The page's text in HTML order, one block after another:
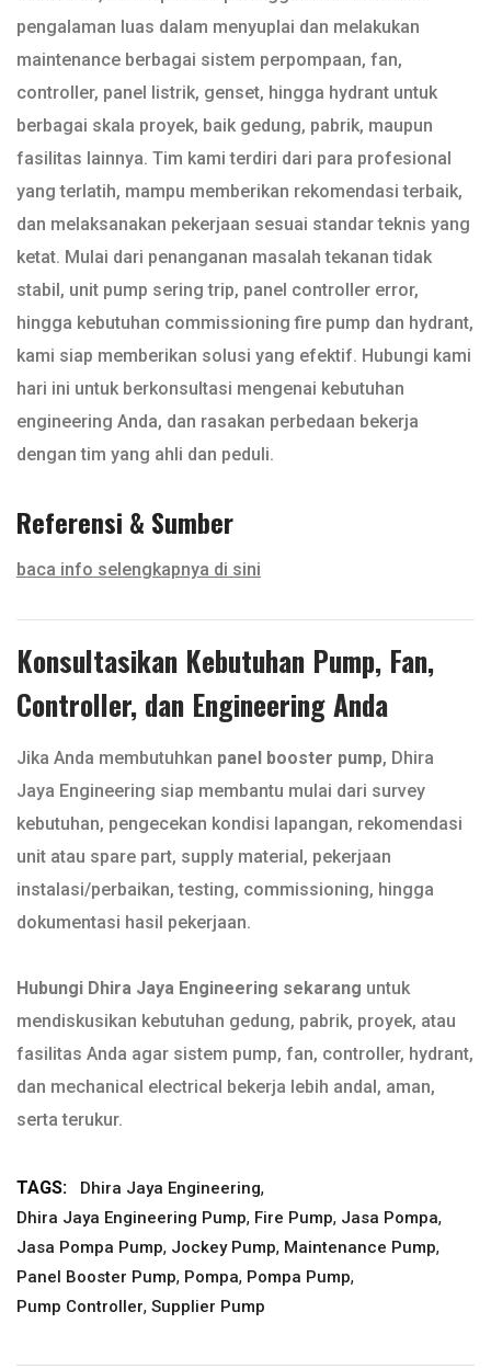
pengalaman luas dalam menyuplai dan melakukan
maintenance berbagai sistem perpompaan, fan,
controller, panel listrik, genset, hingga hydrant untuk
berbagai skala proyek, baik gedung, pabrik, maupun
fasilitas lainnya. Tim kami terdiri dari para profesional
yang terlatih, mampu memberikan rekomendasi terbaik,
dan melaksanakan pekerjaan sesuai standar teknis yang
ketat. Mulai dari penanganan masalah tekanan tidak
stabil, unit pump sering trip, panel controller error,
hingga kebutuhan commissioning fire pump dan hydrant,
kami siap memberikan solusi yang efektif. Hubungi kami
hari ini untuk berkonsultasi mengenai kebutuhan
engineering Anda, dan rasakan perbedaan bekerja
dengan tim yang ahli dan peduli.
Referensi & Sumber
baca info selengkapnya di sini
Konsultasikan Kebutuhan Pump, Fan,
Controller, dan Engineering Anda
Jika Anda membutuhkan panel booster pump, Dhira
Jaya Engineering siap membantu mulai dari survey
kebutuhan, pengecekan kondisi lapangan, rekomendasi
unit atau spare part, supply material, pekerjaan
instalasi/perbaikan, testing, commissioning, hingga
dokumentasi hasil pekerjaan.
Hubungi Dhira Jaya Engineering sekarang untuk
mendiskusikan kebutuhan gedung, pabrik, proyek, atau
fasilitas Anda agar sistem pump, fan, controller, hydrant,
dan mechanical electrical bekerja lebih andal, aman,
serta terukur.
TAGS: Dhira Jaya Engineering,
Dhira Jaya Engineering Pump, Fire Pump, Jasa Pompa,
Jasa Pompa Pump, Jockey Pump, Maintenance Pump,
Panel Booster Pump, Pompa, Pompa Pump,
Pump Controller, Supplier Pump